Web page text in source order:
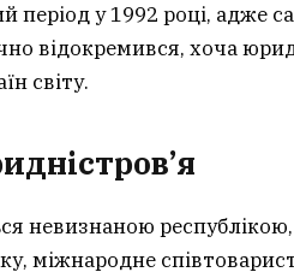
у 1992 році, адже
відокремився, хоча
світу.
невизнаною
міжнародне